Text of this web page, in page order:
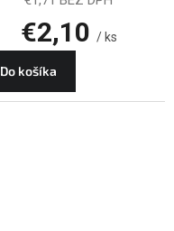
€2,10 / ks
Do košíka